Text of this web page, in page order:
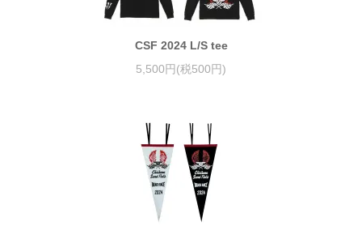
CSF 2024 L/S tee
5,500円(税500円)